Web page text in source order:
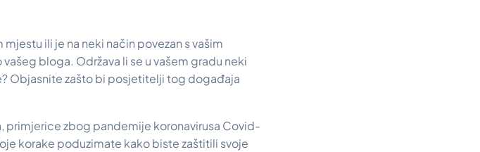
ili je na neki način povezan s vašim
bloga. Održava li se u vašem gradu neki
Objasnite zašto bi posjetitelji tog događaja
primjerice zbog pandemije koronavirusa Covid-
korake poduzimate kako biste zaštitili svoje